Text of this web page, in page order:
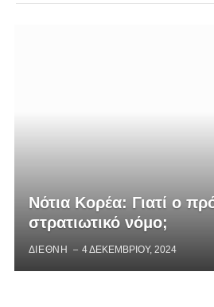
Νότια Κορέα: Γιατί ο
στρατιωτικό νόμο;
ΔΙΕΘΝΗ 4 ΔΕΚΕΜΒΡΊΟΥ, 2024